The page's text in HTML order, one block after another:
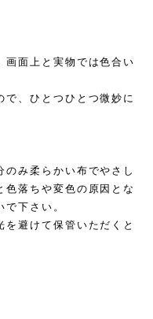
画面上と実物では色合い
で、ひとつひとつ微妙に
のみ柔らかい布でやさし
色落ちや変色の原因とな
下さい。
を避けて保管いただくと